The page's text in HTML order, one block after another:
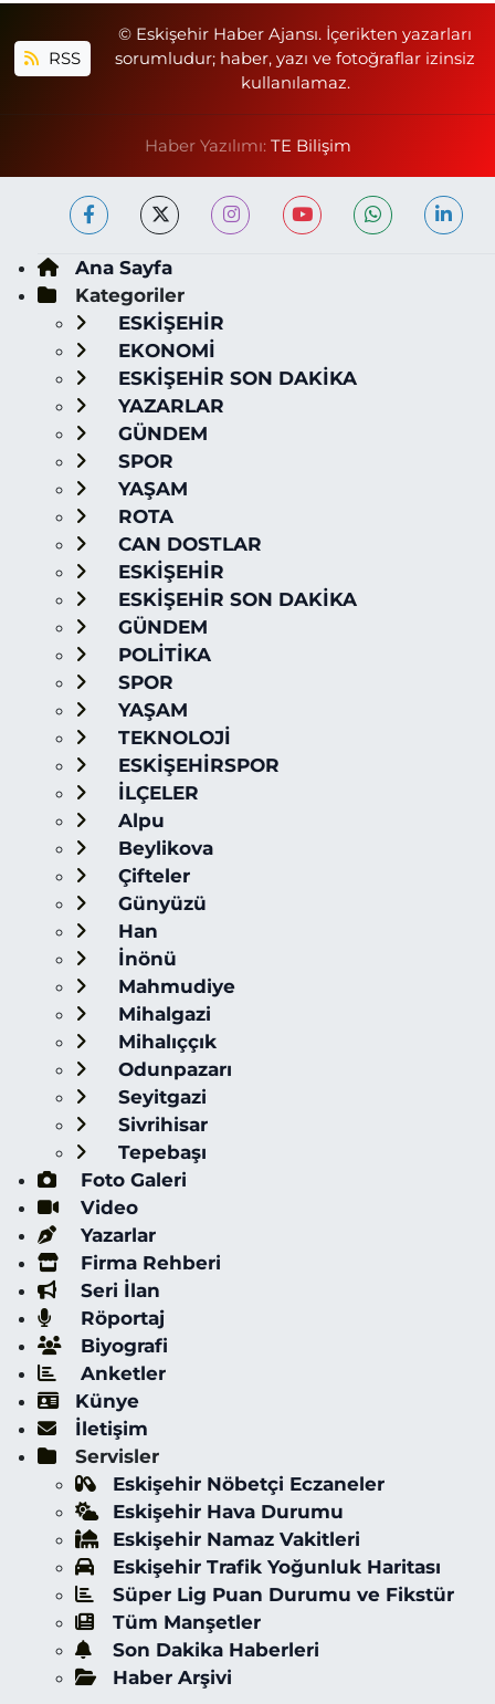
RSS
© Eskişehir Haber Ajansı. İçerikten yazarları
sorumludur; haber, yazı ve fotoğraflar izinsiz
kullanılamaz.
Haber Yazılımı: TE Bilişim
Ana Sayfa
Kategoriler
ESKİŞEHİR
EKONOMİ
ESKİŞEHİR SON DAKİKA
YAZARLAR
GÜNDEM
SPOR
YAŞAM
ROTA
CAN DOSTLAR
ESKİŞEHİR
ESKİŞEHİR SON DAKİKA
GÜNDEM
POLİTİKA
SPOR
YAŞAM
TEKNOLOJİ
ESKİŞEHİRSPOR
İLÇELER
Alpu
Beylikova
Çifteler
Günyüzü
Han
İnönü
Mahmudiye
Mihalgazi
Mihalıççık
Odunpazarı
Seyitgazi
Sivrihisar
Tepebaşı
Foto Galeri
Video
Yazarlar
Firma Rehberi
Seri İlan
Röportaj
Biyografi
Anketler
Künye
İletişim
Servisler
Eskişehir Nöbetçi Eczaneler
Eskişehir Hava Durumu
Eskişehir Namaz Vakitleri
Eskişehir Trafik Yoğunluk Haritası
Süper Lig Puan Durumu ve Fikstür
Tüm Manşetler
Son Dakika Haberleri
Haber Arşivi